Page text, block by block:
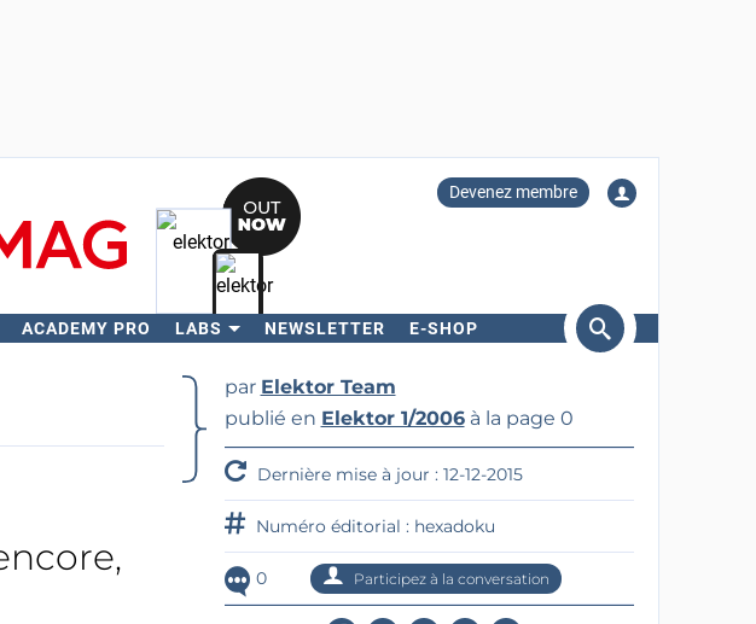
Devenez membre
ACADEMY PRO LABS NEWSLETTER E-SHOP
Rechercher
par Elektor Team
publié en Elektor 1/2006à la page 0
Dernière mise à jour : 12-12-2015
Numéro éditorial : hexadoku
0 Participez à la conversation